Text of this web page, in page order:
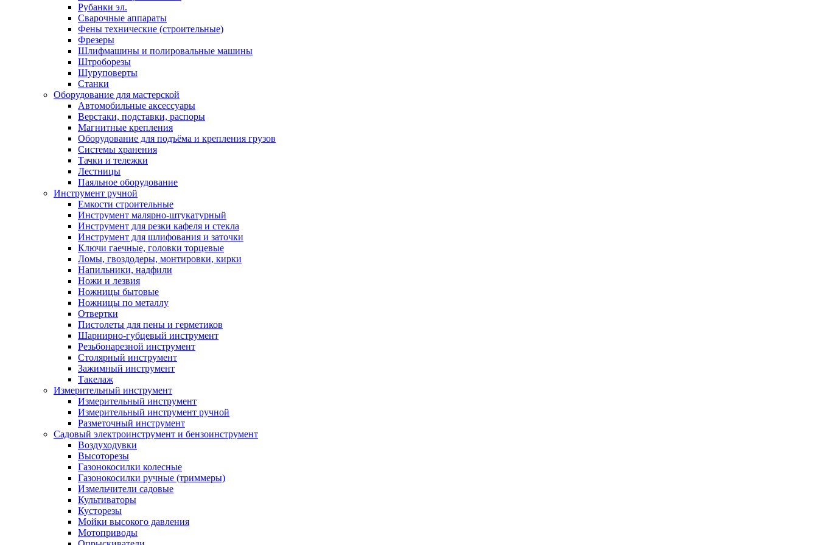
Рубанки эл.
Сварочные аппараты
Фены технические (строительные)
Фрезеры
Шлифмашины и полировальные машины
Штроборезы
Шуруповерты
Станки
Оборудование для мастерской
Автомобильные аксессуары
Верстаки, подставки, распоры
Магнитные крепления
Оборудование для подъёма и крепления грузов
Системы хранения
Тачки и тележки
Лестницы
Паяльное оборудование
Инструмент ручной
Емкости строительные
Инструмент малярно-штукатурный
Инструмент для резки кафеля и стекла
Инструмент для шлифования и заточки
Ключи гаечные, головки торцевые
Ломы, гвоздодеры, монтировки, кирки
Напильники, надфили
Ножи и лезвия
Ножницы бытовые
Ножницы по металлу
Отвертки
Пистолеты для пены и герметиков
Шарнирно-губцевый инструмент
Резьбонарезной инструмент
Столярный инструмент
Зажимный инструмент
Такелаж
Измерительный инструмент
Измерительный инструмент
Измерительный инструмент ручной
Разметочный инструмент
Садовый электроинструмент и бензоинструмент
Воздуходувки
Высоторезы
Газонокосилки колесные
Газонокосилки ручные (триммеры)
Измельчители садовые
Культиваторы
Кусторезы
Мойки высокого давления
Мотоприводы